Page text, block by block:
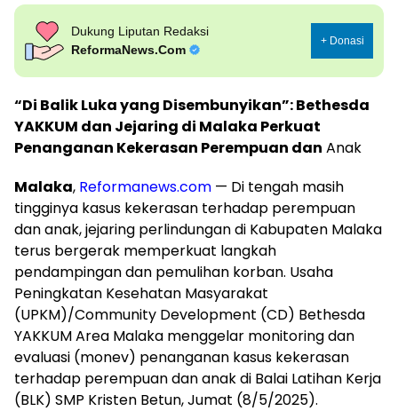
Dukung Liputan Redaksi
ReformaNews.Com
+ Donasi
“Di Balik Luka yang Disembunyikan”: Bethesda
YAKKUM dan Jejaring di Malaka Perkuat
Penanganan Kekerasan Perempuan dan Anak
Malaka, Reformanews.com — Di tengah masih
tingginya kasus kekerasan terhadap perempuan
dan anak, jejaring perlindungan di Kabupaten Malaka
terus bergerak memperkuat langkah
pendampingan dan pemulihan korban. Usaha
Peningkatan Kesehatan Masyarakat
(UPKM)/Community Development (CD) Bethesda
YAKKUM Area Malaka menggelar monitoring dan
evaluasi (monev) penanganan kasus kekerasan
terhadap perempuan dan anak di Balai Latihan Kerja
(BLK) SMP Kristen Betun, Jumat (8/5/2025).